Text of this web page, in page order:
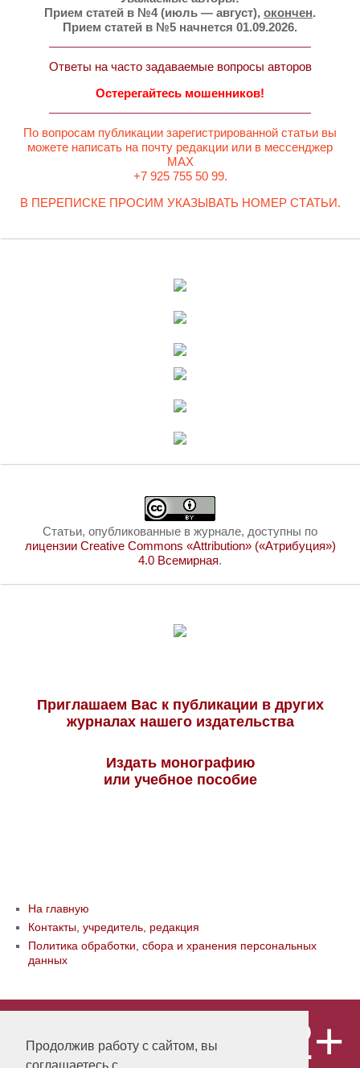
Продолжив работу с сайтом, вы
Прием статей в №4 (июль — август), окончен.
Прием статей в №5 начнется 01.09.2026.
Ответы на часто задаваемые вопросы авторов
Остерегайтесь мошенников!
По вопросам публикации зарегистрированной статьи вы
можете написать на почту редакции или в мессенджер
MAX
+7 925 755 50 99.
В ПЕРЕПИСКЕ ПРОСИМ УКАЗЫВАТЬ НОМЕР СТАТЬИ.
Статьи, опубликованные в журнале, доступны по
лицензии Creative Commons «Attribution» («Атрибуция»)
4.0 Всемирная.
Приглашаем Вас к публикации в других
журналах нашего издательства
Издать монографию
или учебное пособие
На главную
Контакты, учредитель, редакция
Политика обработки, сбора и хранения персональных
данных
«Publishing company «World of science»,
LLC Материалы, размещенные на сайте,
12+